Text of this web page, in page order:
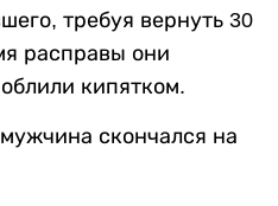
требуя вернуть 30
расправы они
кипятком.
скончался на